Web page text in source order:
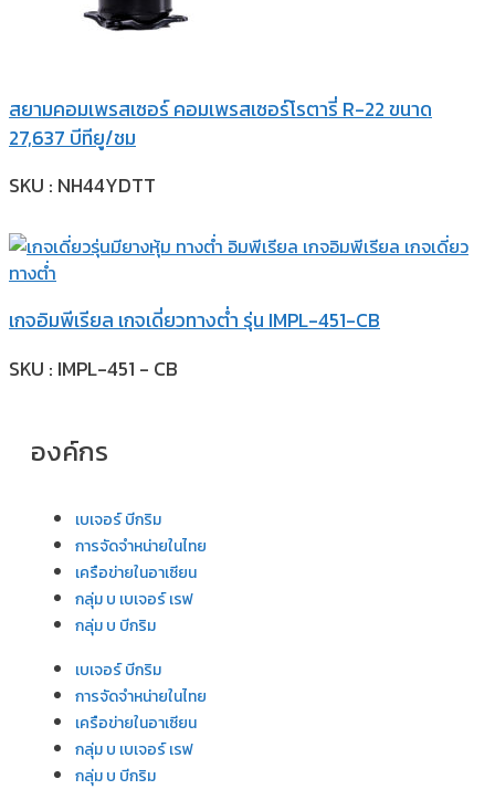
สยามคอมเพรสเซอร์ คอมเพรสเซอร์โรตารี่ R-22 ขนาด
27,637 บีทียู/ชม
SKU : NH44YDTT
เกจอิมพีเรียล เกจเดี่ยวทางต่ำ รุ่น IMPL-451-CB
SKU : IMPL-451 - CB
องค์กร
เบเจอร์ บีกริม
การจัดจำหน่ายในไทย
เครือข่ายในอาเซียน
กลุ่ม บ เบเจอร์ เรฟ
กลุ่ม บ บีกริม
เบเจอร์ บีกริม
การจัดจำหน่ายในไทย
เครือข่ายในอาเซียน
กลุ่ม บ เบเจอร์ เรฟ
กลุ่ม บ บีกริม